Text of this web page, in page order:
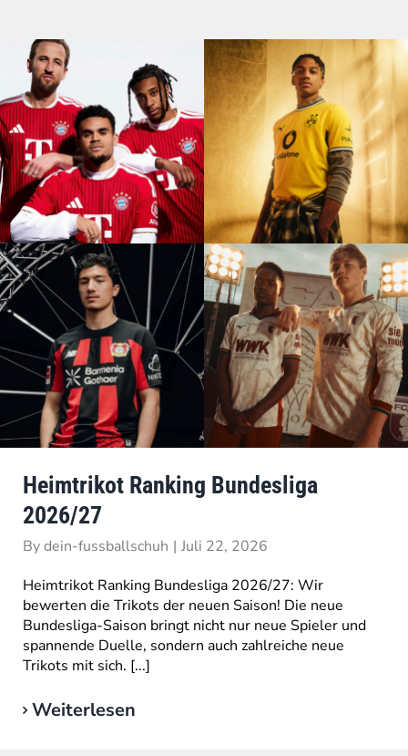
Heimtrikot Ranking Bundesliga
2026/27
Bydein-fussballschuh | Juli 22, 2026
Heimtrikot Ranking Bundesliga 2026/27: Wir
bewerten die Trikots der neuen Saison! Die neue
Bundesliga-Saison bringt nicht nur neue Spieler und
spannende Duelle, sondern auch zahlreiche neue
Trikots mit sich. [...]
Weiterlesen